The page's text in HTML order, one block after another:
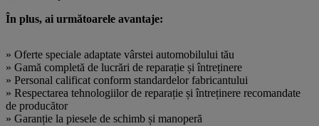
În plus, ai următoarele avantaje:
» Oferte speciale adaptate vârstei automobilului tău
» Gamă completă de lucrări de reparație și întreținere
» Personal calificat conform standardelor fabricantului
» Respectarea tehnologiilor de reparație și întreținere recomandate
de producător
» Garanție la piesele de schimb și manoperă